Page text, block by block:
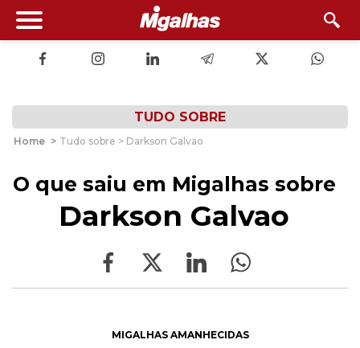
TUDO SOBRE
Home > Tudo sobre > Darkson Galvao
O que saiu em Migalhas sobre
Darkson Galvao
MIGALHAS AMANHECIDAS